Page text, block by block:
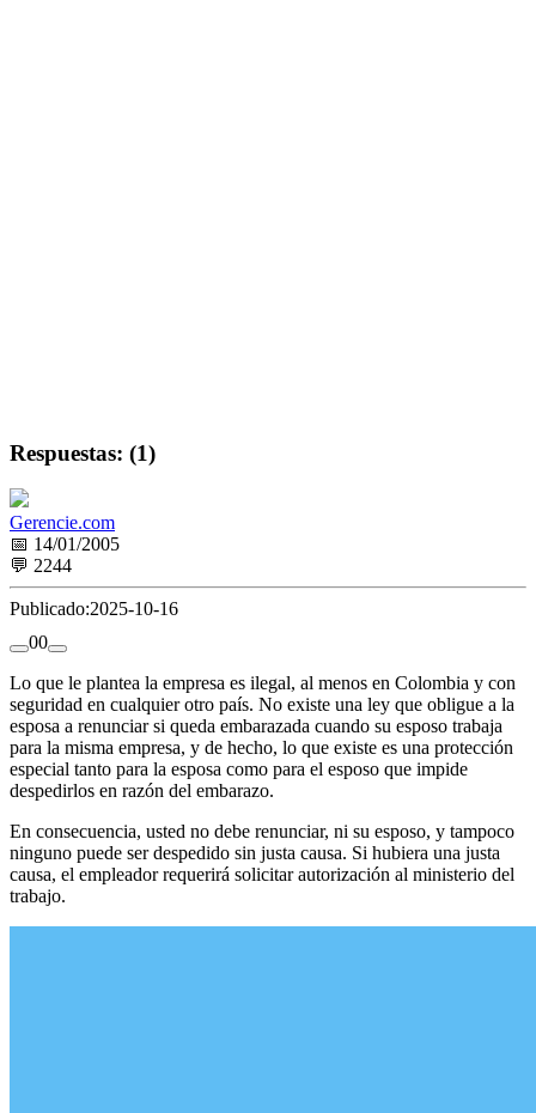
Respuestas: (1)
Gerencie.com
📅 14/01/2005
💬 2244
Publicado:2025-10-16
00
Lo que le plantea la empresa es ilegal, al menos en Colombia y con
seguridad en cualquier otro país. No existe una ley que obligue a la
esposa a renunciar si queda embarazada cuando su esposo trabaja
para la misma empresa, y de hecho, lo que existe es una protección
especial tanto para la esposa como para el esposo que impide
despedirlos en razón del embarazo.
En consecuencia, usted no debe renunciar, ni su esposo, y tampoco
ninguno puede ser despedido sin justa causa. Si hubiera una justa
causa, el empleador requerirá solicitar autorización al ministerio del
trabajo.